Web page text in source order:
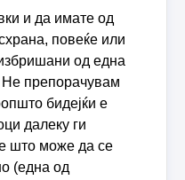
и да имате од
повеќе или
од една
препорачувам
бидејќи е
далеку ги
што може да се
(една од